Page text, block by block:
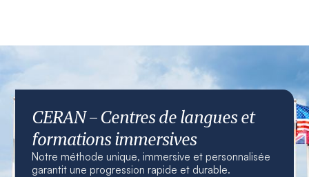
CERAN – Centres de langues et
formations immersives
Notre méthode unique, immersive et personnalisée
garantit une progression rapide et durable.